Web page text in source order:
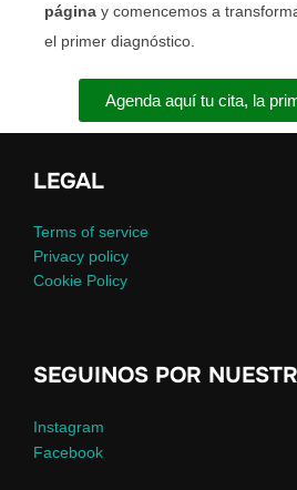
página y comencemos a
el primer diagnóstico.
Agenda aquí tu cita, la
LEGAL
Terms of service
Privacy policy
Cookie Policy
SEGUINOS POR
Instagram
Facebook